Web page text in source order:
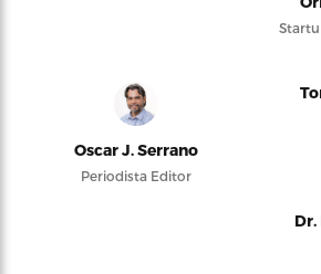
Oscar J. Serrano
Periodista Editor